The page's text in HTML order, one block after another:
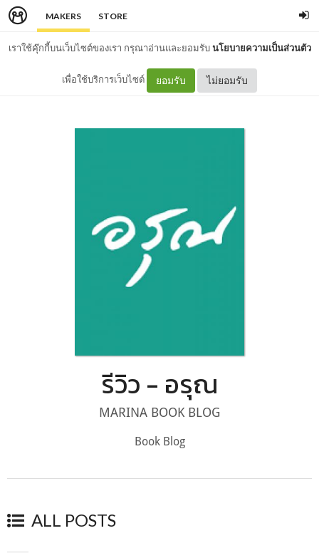
MAKERS STORE
เราใช้คุ๊กกี้บนเว็บไซต์ของเรา กรุณาอ่านและยอมรับนโยบายความเป็นส่วนตัว
เพื่อใช้บริการเว็บไซต์ ยอมรับ ไม่ยอมรับ
รีวิว - อรุณ
MARINA BOOK BLOG
Book Blog
ALL POSTS